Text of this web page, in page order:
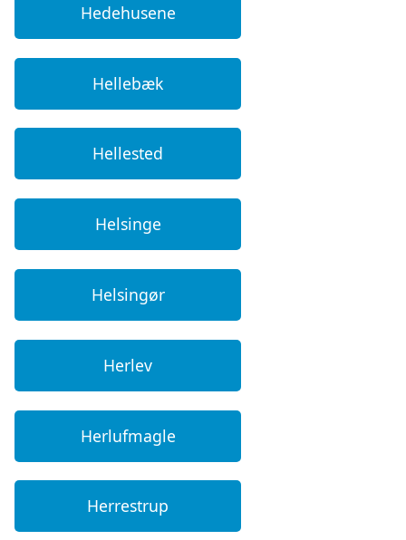
Hedehusene
Hellebæk
Hellested
Helsinge
Helsingør
Herlev
Herlufmagle
Herrestrup